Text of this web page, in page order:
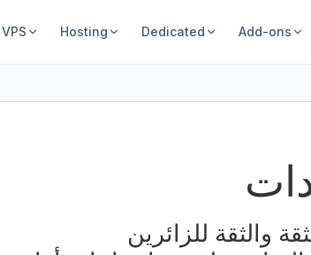
Hosting Dedicated Add-ons